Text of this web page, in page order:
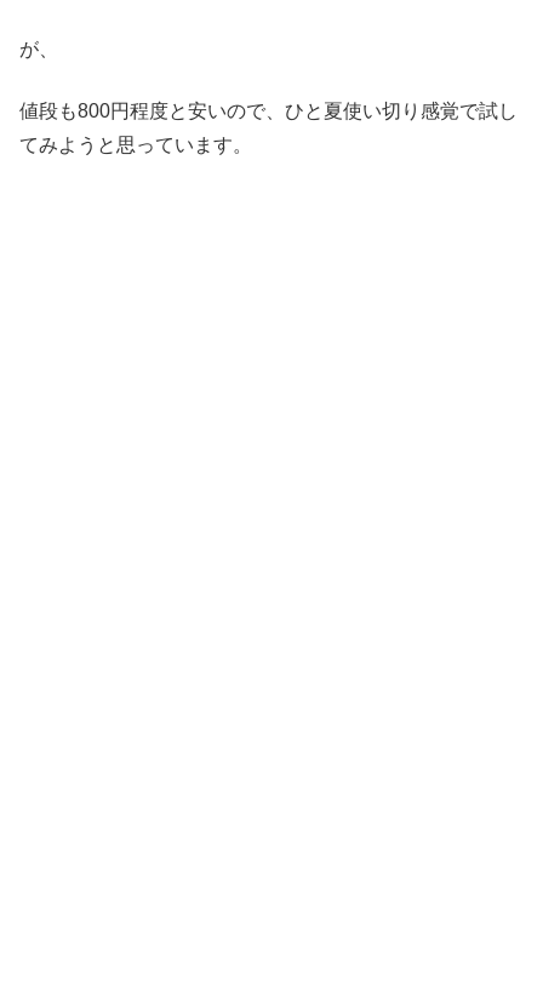
が、
値段も800円程度と安いので、ひと夏使い切り感覚で試し
てみようと思っています。